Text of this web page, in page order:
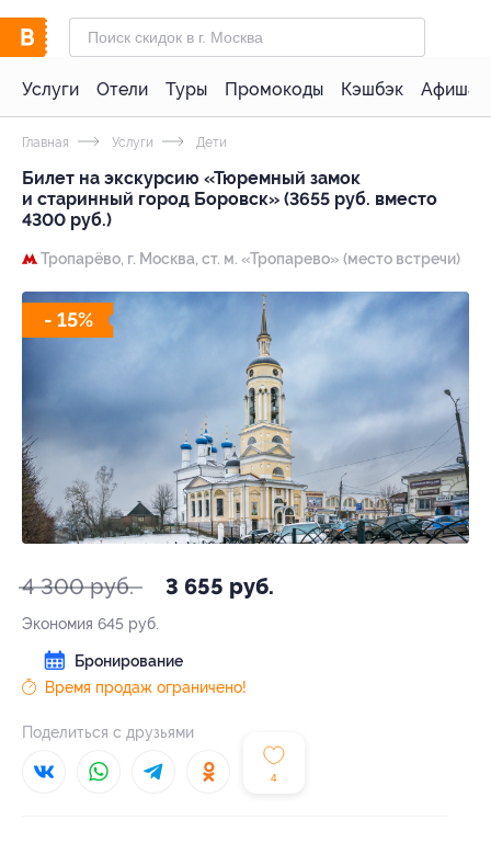
Услуги Отели Туры Промокоды Кэшбэк Афиша
Главная Услуги Дети
Билет на экскурсию «Тюремный замок
и старинный город Боровск» (3655 руб. вместо
4300 руб.)
Тропарёво, г. Москва, ст. м. «Тропарево» (место встречи)
- 15%
4 300 руб. 3 655 руб.
Экономия 645 руб.
4
Бронирование
Время продаж ограничено!
Поделиться с друзьями